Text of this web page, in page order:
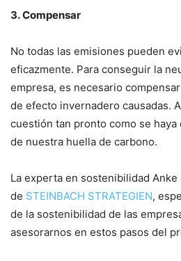
3. Compensar
No todas las emisiones pueden
eficazmente. Para conseguir la
empresa, es necesario
de efecto invernadero causadas.
cuestión tan pronto como se
de nuestra huella de carbono.
La experta en sostenibilidad Anke
de STEINBACH STRATEGIEN,
de la sostenibilidad de las
asesorarnos en estos pasos del